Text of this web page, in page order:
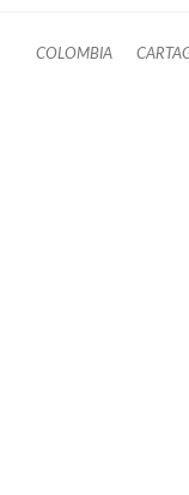
COLOMBIA